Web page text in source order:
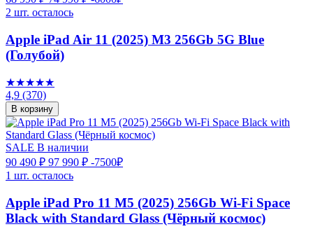
2 шт. осталось
Apple iPad Air 11 (2025) M3 256Gb 5G Blue
(Голубой)
★★★★★
4,9 (370)
В корзину
SALE В наличии
90 490 ₽ 97 990 ₽ -7500₽
1 шт. осталось
Apple iPad Pro 11 M5 (2025) 256Gb Wi-Fi Space
Black with Standard Glass (Чёрный космос)